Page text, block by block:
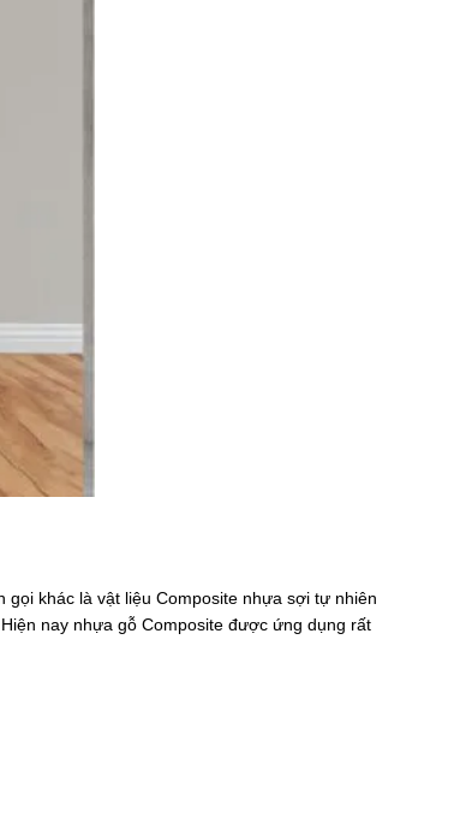
khác là vật liệu Composite nhựa sợi tự nhiên
nay nhựa gỗ Composite được ứng dụng rất